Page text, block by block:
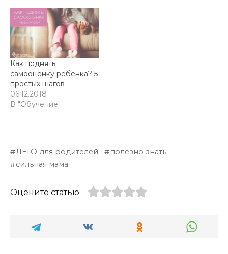
Как поднять
самооценку ребенка? 5
простых шагов
06.12.2018
В "Обучение"
ЛЕГО для родителей
полезно знать
сильная мама
Оцените статью